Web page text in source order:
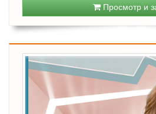
Просмотр и